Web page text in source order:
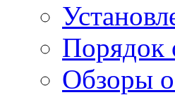
Порядок
Обзоры